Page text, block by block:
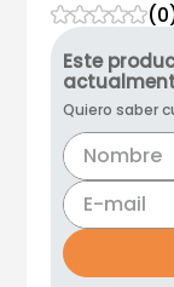
☆☆☆☆☆(0
Este
Quiero saber